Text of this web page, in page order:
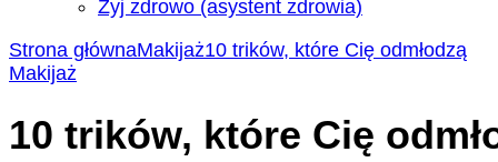
Żyj zdrowo (asystent zdrowia)
Strona głównaMakijaż10 trików, które Cię odmłodzą
Makijaż
10 trików, które Cię